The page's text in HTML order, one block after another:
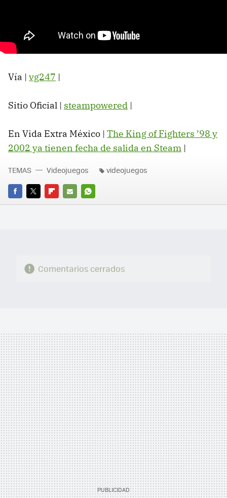
Vía | vg247 |
Sitio Oficial | steampowered |
En Vida Extra México | The King of Fighters ’98 y
2002 ya tienen fecha de salida en Steam |
FACEBOOK
TWITTERFLIPBOARD
E-
WHATSAPP
TEMAS Videojuegos videojuegos
Comentarios cerrados